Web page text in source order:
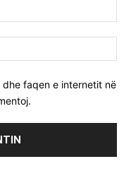
dhe faqen e internetit në